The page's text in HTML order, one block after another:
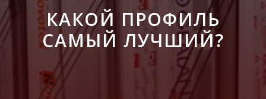
КАКОЙ ПРОФИЛЬ
САМЫЙ ЛУЧШИЙ?